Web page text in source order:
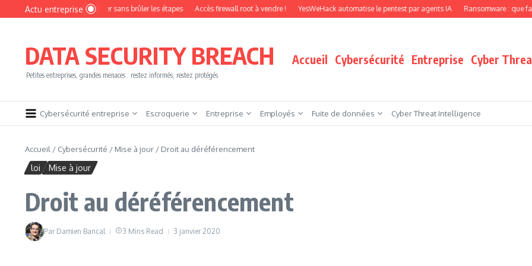
Aller au contenu
Actu entreprise
devenir pentester sans brûler les étapes Accès firewall root à vendre ! YesWeHack automatise le pentest par agents IA Ransomware : que faire
DATA SECURITY BREACH
Petites entreprises, grandes menaces : restez informés, restez protégés
Accueil Cybersécurité Entreprise Cyber
Cybersécurité entreprise Escroquerie Entreprise Employés Fuite de données Cyber Threat Intelligence
Accueil / Cybersécurité / Mise à jour / Droit au déréférencement
loi Mise à jour
Droit au déréférencement
Par Damien Bancal 3 Mins Read 3 janvier 2020